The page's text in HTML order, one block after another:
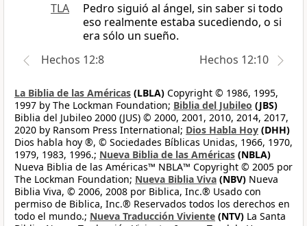
TLA
Pedro siguió al ángel, sin saber si todo
eso realmente estaba sucediendo, o si
era sólo un sueño.
Hechos 12:8
Hechos 12:10
La Biblia de las Américas (LBLA) Copyright © 1986, 1995,
1997 by The Lockman Foundation; Biblia del Jubileo (JBS)
Biblia del Jubileo 2000 (JUS) © 2000, 2001, 2010, 2014, 2017,
2020 by Ransom Press International; Dios Habla Hoy (DHH)
Dios habla hoy ®, © Sociedades Bíblicas Unidas, 1966, 1970,
1979, 1983, 1996.; Nueva Biblia de las Américas (NBLA)
Nueva Biblia de las Américas™ NBLA™ Copyright © 2005 por
The Lockman Foundation; Nueva Biblia Viva (NBV) Nueva
Biblia Viva, © 2006, 2008 por Biblica, Inc.® Usado con
permiso de Biblica, Inc.® Reservados todos los derechos en
todo el mundo.; Nueva Traducción Viviente (NTV) La Santa